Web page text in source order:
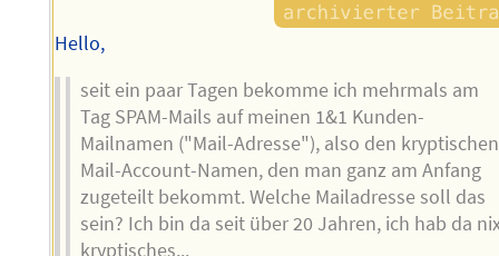
Hello,
seit ein paar Tagen bekomme ich mehrmals am
Tag SPAM-Mails auf meinen 1&1 Kunden-
Mailnamen ("Mail-Adresse"), also den kryptischen
Mail-Account-Namen, den man ganz am Anfang
zugeteilt bekommt. Welche Mailadresse soll das
sein? Ich bin da seit über 20 Jahren, ich hab da
kryptisches...